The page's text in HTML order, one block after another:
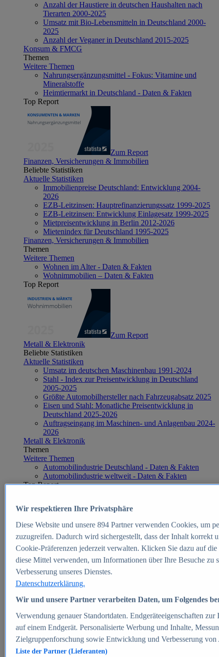
Anzahl der Haustiere in deutschen Haushalten nach
Tierarten 2000-2025
Umsatz mit Bio-Lebensmitteln in Deutschland 2000-
2025
Anzahl der Veganer in Deutschland 2015-2025
Konsum & FMCG
Themen
Weitere Themen
Nahrungsergänzungsmittel - Fokus: Vitamine und
Mineralstoffe
Heimtiermarkt in Deutschland - Daten & Fakten
Top Report
Zum Report
Finanzen, Versicherungen & Immobilien
Beliebte Statistiken
Aktuelle Statistiken
Immobilienpreise Deutschland: Entwicklung 2004-
2026
EZB-Leitzinsen: Hauptrefinanzierungssatz 1999-2025
EZB-Leitzinsen: Entwicklung Einlagesatz 1999-2025
Mietpreisentwicklung in Berlin 2012-2026
Mietenindex für Deutschland 1995-2025
Finanzen, Versicherungen & Immobilien
Themen
Weitere Themen
Wohnen im Alter - Daten & Fakten
Wohnimmobilien – Daten & Fakten
Top Report
Zum Report
Metall & Elektronik
Beliebte Statistiken
Aktuelle Statistiken
Umsatz im deutschen Maschinenbau 1991-2024
Stahl - Index zur Preisentwicklung in Deutschland
2005-2025
Größte Automobilhersteller nach Fahrzeugabsatz 2025
Eisen und Stahl: Monatliche Preisentwicklung in
Deutschland 2025-2026
Auftragseingang im Maschinen- und Anlagenbau 2024-
2026
Metall & Elektronik
Themen
Weitere Themen
Automobilindustrie Deutschland - Daten & Fakten
Automobilindustrie weltweit - Daten & Fakten
Top Report
Zum Report
E-commerce
Beliebte Statistiken
Aktuelle Statistiken
E-Commerce - Entwicklung des Umsatzes in
Deutschland 1999-2025
Umsatz von Amazon in Deutschland und weltweit
2010-2025
B2C-E-Commerce: Top-50 Online Shops in
Deutschland 2024
Marktanteile von Online-Zahlungsverfahren in
Deutschland 2024
Umsatzstarke Warengruppen im Online-Handel in
Deutschland 2023-2025
Wir respektieren Ihre Privatsphäre
Diese Website und unsere 894Partner verwenden Cookies, um
zuzugreifen. Dadurch wird sichergestellt, dass der Inhalt korrekt
Cookie-Präferenzen jederzeit verwalten. Klicken Sie dazu auf
diese Mittel verwenden, um Informationen über Ihre Besuche
Verbesserung unseres Dienstes.
Datenschutzerklärung.
Wir und unsere Partner verarbeiten Daten, um Folgendes
Verwendung genauer Standortdaten. Endgeräteeigenschaften
auf einem Endgerät. Personalisierte Werbung und Inhalte,
Zielgruppenforschung sowie Entwicklung und Verbesserung von
Liste der Partner (Lieferanten)